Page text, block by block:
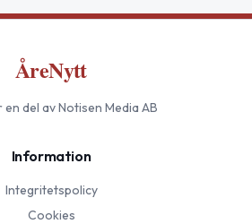
ÅreNytt
del av Notisen Media AB
Information
Integritetspolicy
Cookies